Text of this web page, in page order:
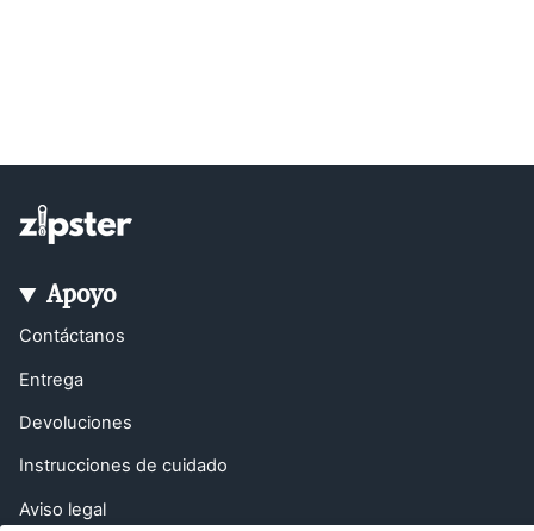
Apoyo
Contáctanos
Entrega
Devoluciones
Instrucciones de cuidado
Aviso legal